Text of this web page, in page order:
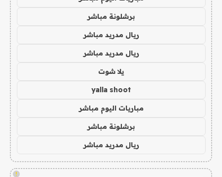
برشلونة مباشر
ريال مدريد مباشر
ريال مدريد مباشر
يلا شوت
yalla shoot
مباريات اليوم مباشر
برشلونة مباشر
ريال مدريد مباشر
!